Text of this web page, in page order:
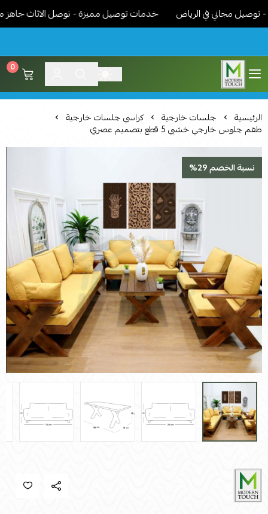
مجاني في الرياض خدمات توصيل مميزة - نوصل الاثاث جاهز مركب
اثاث مودرن لمسة عصرية
0
الرئيسية جلسات خارجية كراسي جلسات خارجية
طقم جلوس خارجي خشبي 5 قطع بتصميم عصري
نسبة الخصم 29%